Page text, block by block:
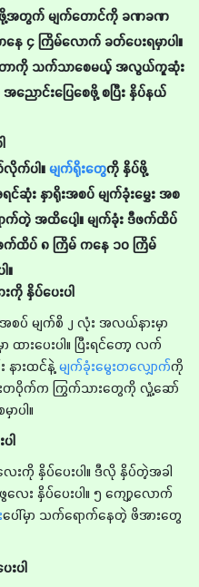
အတွက် မျက်တောင်ကို ခဏခဏ
ေ ၄ ကြိမ်လောက် ခတ်ပေးရမှာပါ။
တာကို သက်သာစေမယ့် အလွယ်ကူဆုံး
ောင်းပြေစေဖို့ စပြီး နှိပ်နယ်
က်ပါ။ မျက်ရိုးတွေကို နှိပ်ဖို့
း နှာရိုးအစပ် မျက်ခုံးမွှေး အစ
ာက်တဲ့ အထိပေါ့။ မျက်ခုံး ဒီဖက်ထိပ်
ပ် ၈ ကြိမ် ကနေ ၁၀ ကြိမ်
။
ကို နှိပ်ပေးပါ
ပ် မျက်စိ ၂ လုံး အလယ်နားမှာ
ထားပေးပါ။ ပြီးရင်တော့ လက်
ားထင်နဲ့ မျက်ခုံးမွေးတလျှောက်ကို
းတဝိုက်က ကြွက်သားတွေကို လှုံ့ဆော်
ပါ။
ါ
းကို နှိပ်ပေးပါ။ ဒီလို နှိပ်တဲ့အခါ
း နှိပ်ပေးပါ။ ၅ ကျော့လောက်
ပေါ်မှာ သက်ရောက်နေတဲ့ ဖိအားတွေ
ပါ